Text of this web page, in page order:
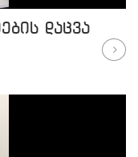
დაცვა